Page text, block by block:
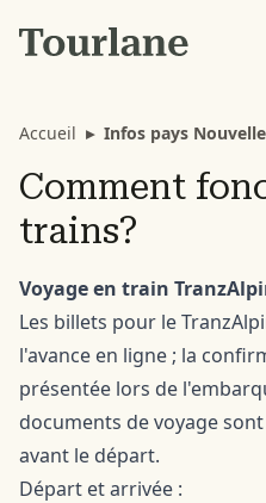
Accueil ▸ Infos pays
Comment
trains?
Voyage en train
Les billets pour le
l'avance en ligne ; la
présentée lors de
documents de voyage
avant le départ.
Départ et arrivée :